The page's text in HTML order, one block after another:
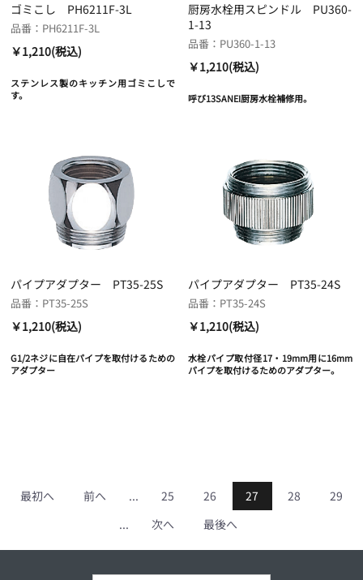
ゴミこし PH6211F-3L
品番：PH6211F-3L
￥1,210(税込)
ステンレス製のキッチン用ゴミこしで
す。
厨房水栓用スピンドル PU360-
1-13
品番：PU360-1-13
￥1,210(税込)
呼び13SANEI厨房水栓補修用。
パイプアダプター PT35-25S
品番：PT35-25S
￥1,210(税込)
G1/2ネジに自在パイプを取付けるための
アダプター
パイプアダプター PT35-24S
品番：PT35-24S
￥1,210(税込)
水栓パイプ取付径17・19mm用に16mm
パイプを取付けるためのアダプター。
最初へ 前へ ... 25 26 27 28
29
...
次へ 最後へ